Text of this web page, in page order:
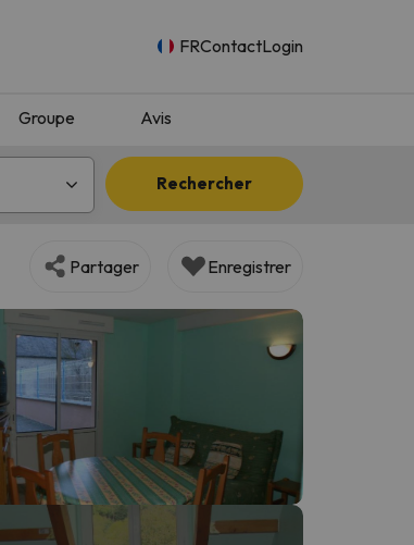
FRContactLogin
Groupe Avis
Rechercher
Partager Enregistrer